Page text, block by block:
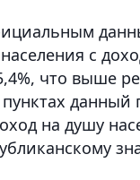
с
что выше
на душу